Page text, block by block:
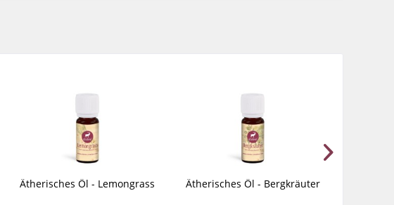
Ätherisches Öl - Lemongrass Ätherisches Öl - Bergkräuter